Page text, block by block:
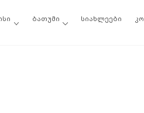
ბათუმი სიახლეები
ძებნის შედეგებში, შეგიძლიათ